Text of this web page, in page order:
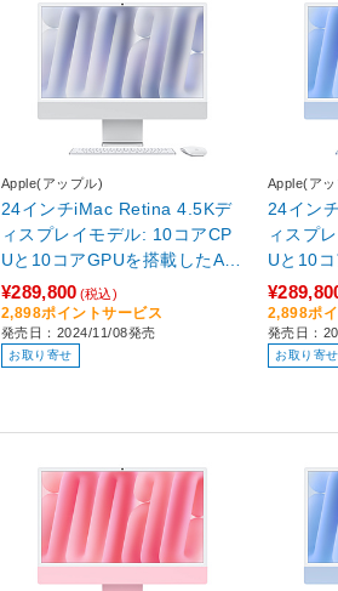
Apple(アップル)
24インチiMac Retina 4.5Kデ
ィスプレイモデル: 10コアCP
Uと10コアGPUを搭載したAp
ple M4チップ, 16GB, 256GB
SSD - シルバー シルバー MW
UU3J/A
¥289,800 (税込)
2,898ポイントサービス
発売日：2024/11/08発売
お取り寄せ
Apple(ア
24イン
ィスプ
Uと10コ
ple M4
SSD ‐ ブルー ブ
J/A ［
リ：
2,898ポ
発売日：
お取り寄せ